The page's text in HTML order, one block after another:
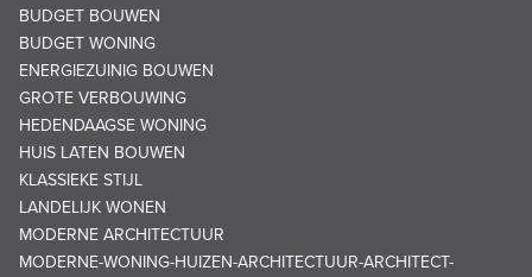
BUDGET BOUWEN
BUDGET WONING
ENERGIEZUINIG BOUWEN
GROTE VERBOUWING
HEDENDAAGSE WONING
HUIS LATEN BOUWEN
KLASSIEKE STIJL
LANDELIJK WONEN
MODERNE ARCHITECTUUR
MODERNE-WONING-HUIZEN-ARCHITECTUUR-ARCHITECT-